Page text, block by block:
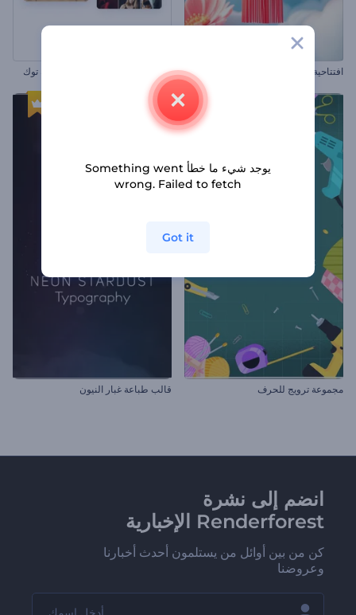
افتتاحية العام الصيني الجديد المزهرة ترويج لصفحتك الشخصية علي تيك توك
مجموعة ترويج للحرف قالب طباعة غبار النيون
انضم إلى نشرة
Renderforest الإخبارية
كن من بين أوائل من يستلمون أحدث أخبارنا
وعروضنا
يوجد شيء ما خطأ Something went
wrong. Failed to fetch
Got it